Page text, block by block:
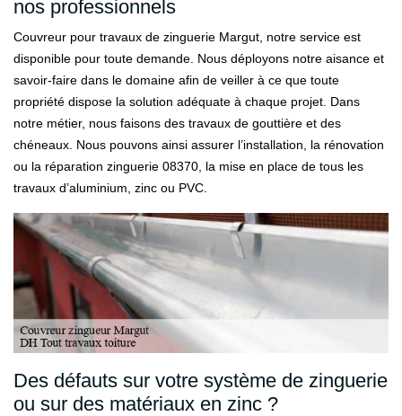
nos professionnels
Couvreur pour travaux de zinguerie Margut, notre service est
disponible pour toute demande. Nous déployons notre aisance et
savoir-faire dans le domaine afin de veiller à ce que toute
propriété dispose la solution adéquate à chaque projet. Dans
notre métier, nous faisons des travaux de gouttière et des
chéneaux. Nous pouvons ainsi assurer l’installation, la rénovation
ou la réparation zinguerie 08370, la mise en place de tous les
travaux d’aluminium, zinc ou PVC.
Des défauts sur votre système de zinguerie
ou sur des matériaux en zinc ?